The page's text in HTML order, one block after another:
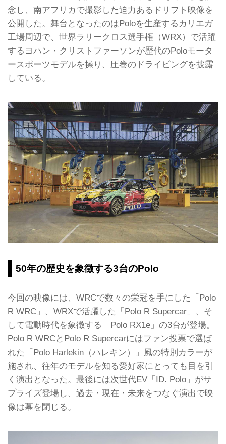
念し、南アフリカで撮影した迫力あるドリフト映像を
公開した。舞台となったのはPoloを生産するカリエガ
工場周辺で、世界ラリークロス選手権（WRX）で活躍
するヨハン・クリストファーソンが歴代のPoloモータ
ースポーツモデルを操り、圧巻のドライビングを披露
している。
50年の歴史を象徴する3台のPolo
今回の映像には、WRCで数々の栄冠を手にした「Polo
R WRC」、WRXで活躍した「Polo R Supercar」、そ
して電動時代を象徴する「Polo RX1e」の3台が登場。
Polo R WRCとPolo R Supercarにはファン投票で選ば
れた「Polo Harlekin（ハレキン）」風の特別カラーが
施され、往年のモデルを知る愛好家にとっても目を引
く演出となった。最後には次世代EV「ID. Polo」がサ
プライズ登場し、過去・現在・未来をつなぐ演出で映
像は幕を閉じる。